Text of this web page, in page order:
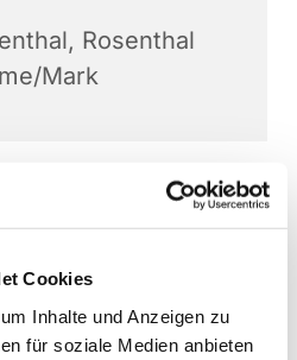
Cookies
Inhalte und Anzeigen zu
für soziale Medien anbieten
Rosenthal
Mark